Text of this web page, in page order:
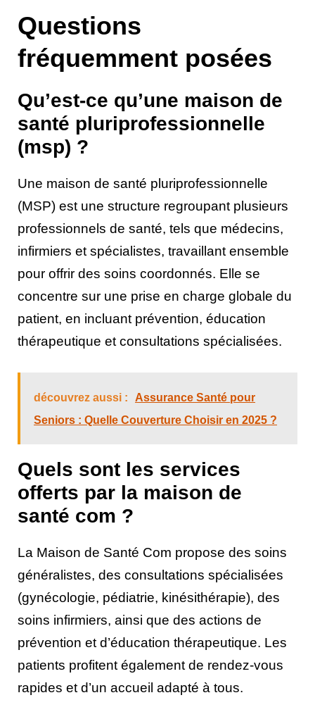
Questions
fréquemment posées
Qu’est-ce qu’une maison de
santé pluriprofessionnelle
(msp) ?
Une maison de santé pluriprofessionnelle
(MSP) est une structure regroupant plusieurs
professionnels de santé, tels que médecins,
infirmiers et spécialistes, travaillant ensemble
pour offrir des soins coordonnés. Elle se
concentre sur une prise en charge globale du
patient, en incluant prévention, éducation
thérapeutique et consultations spécialisées.
découvrez aussi :
Assurance Santé pour
Seniors : Quelle Couverture Choisir en 2025 ?
Quels sont les services
offerts par la maison de
santé com ?
La Maison de Santé Com propose des soins
généralistes, des consultations spécialisées
(gynécologie, pédiatrie, kinésithérapie), des
soins infirmiers, ainsi que des actions de
prévention et d’éducation thérapeutique. Les
patients profitent également de rendez-vous
rapides et d’un accueil adapté à tous.